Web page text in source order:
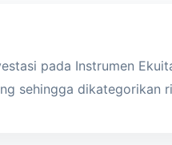
pada Instrumen
sehingga dikategorikan